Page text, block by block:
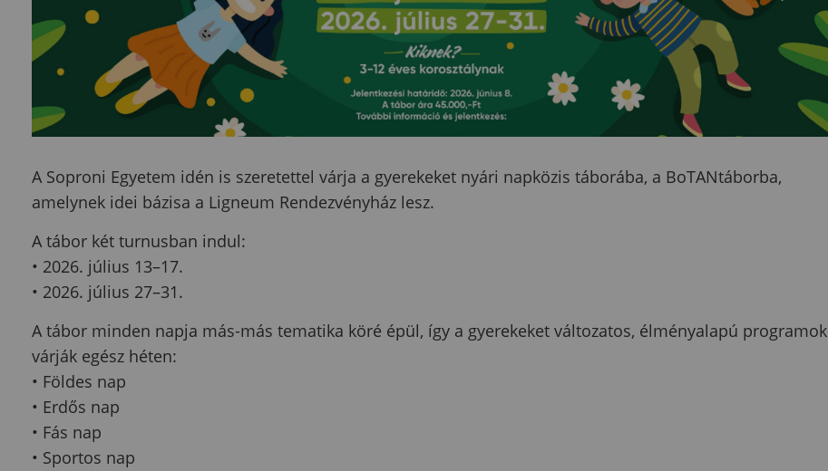
A Soproni Egyetem idén is szeretettel várja a gyerekeket nyári napközis táborába, a BoTANtáborba,
amelynek idei bázisa a Ligneum Rendezvényház lesz.
A tábor két turnusban indul:
• 2026. július 13–17.
• 2026. július 27–31.
A tábor minden napja más-más tematika köré épül, így a gyerekeket változatos, élményalapú programok
várják egész héten:
• Földes nap
• Erdős nap
• Fás nap
• Sportos nap